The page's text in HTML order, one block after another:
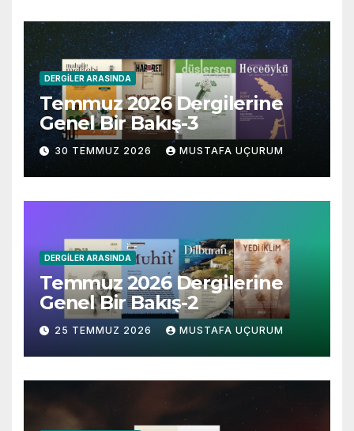
DERGILER ARASINDA
Temmuz 2026 Dergilerine
Genel Bir Bakış-3
30 TEMMUZ 2026 MUSTAFA UÇURUM
DERGILER ARASINDA
Temmuz 2026 Dergilerine
Genel Bir Bakış-2
25 TEMMUZ 2026 MUSTAFA UÇURUM